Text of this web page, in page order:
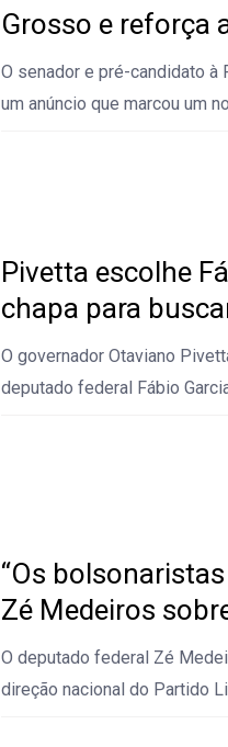
Grosso e reforça
O senador e pré-candidato à
um anúncio que marcou um
Pivetta escolhe
chapa para
O governador Otaviano
deputado federal Fábio
“Os
Zé Medeiros
O deputado federal Zé
direção nacional do Partido